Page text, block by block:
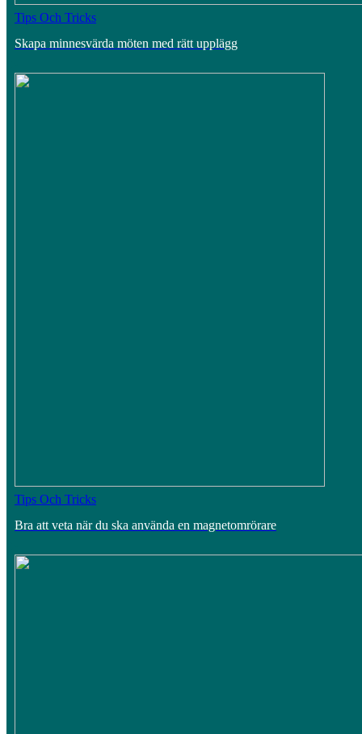
Tips Och Tricks
Skapa minnesvärda möten med rätt upplägg
Tips Och Tricks
Bra att veta när du ska använda en magnetomrörare